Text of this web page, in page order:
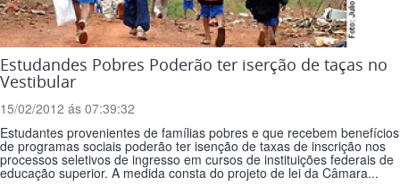
Estudandes Pobres Poderão ter iserção de taças no
Vestibular
15/02/2012 ás 07:39:32
Estudantes provenientes de famílias pobres e que recebem benefícios
de programas sociais poderão ter isenção de taxas de inscrição nos
processos seletivos de ingresso em cursos de instituições federais de
educação superior. A medida consta do projeto de lei da Câmara...